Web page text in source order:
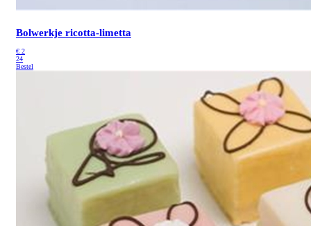
Bolwerkje ricotta-limetta
€ 2
24
Bestel